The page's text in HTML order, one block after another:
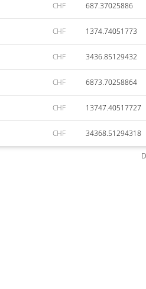
CHF 687.37025886
CHF 1374.74051773
CHF 3436.85129432
CHF 6873.70258864
CHF 13747.40517727
CHF 34368.51294318